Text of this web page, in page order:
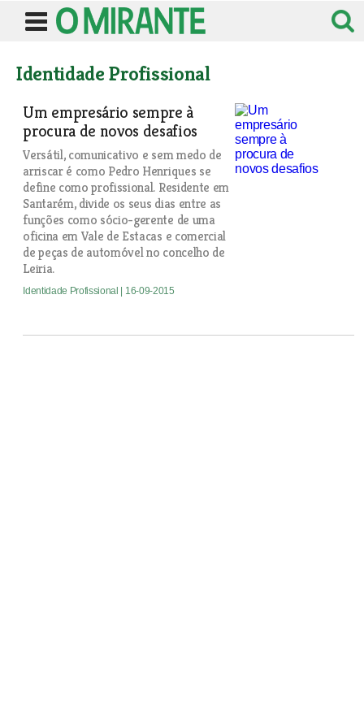
Identidade Profissional
Um empresário sempre à
procura de novos desafios
Versátil, comunicativo e sem medo de
arriscar é como Pedro Henriques se
define como profissional. Residente em
Santarém, divide os seus dias entre as
funções como sócio-gerente de uma
oficina em Vale de Estacas e comercial
de peças de automóvel no concelho de
Leiria.
Identidade Profissional | 16-09-2015